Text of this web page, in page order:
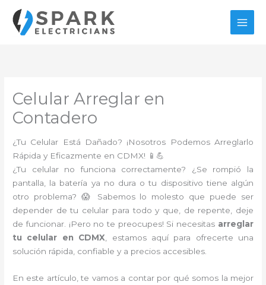
contenido
Celular Arreglar en
Contadero
¿Tu Celular Está Dañado? ¡Nosotros Podemos Arreglarlo
Rápida y Eficazmente en CDMX! 📱💪
¿Tu celular no funciona correctamente? ¿Se rompió la
pantalla, la batería ya no dura o tu dispositivo tiene algún
otro problema? 😱 Sabemos lo molesto que puede ser
depender de tu celular para todo y que, de repente, deje
de funcionar. ¡Pero no te preocupes! Si necesitas arreglar
tu celular en CDMX, estamos aquí para ofrecerte una
solución rápida, confiable y a precios accesibles.
En este artículo, te vamos a contar por qué somos la mejor